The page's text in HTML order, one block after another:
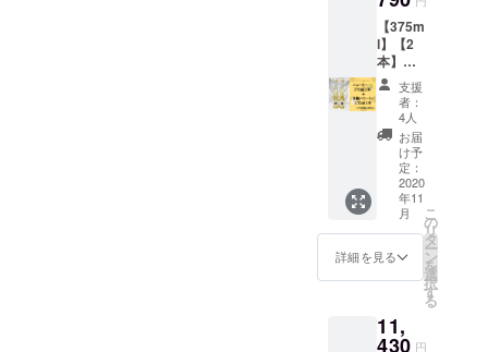
ペー
ン】 ※
全ての
商品1本
に付
き、1枚
リター
ン致し
ます。
※株式会
社ルピ
ナス
ホーム
ページ
で使用
※クーポ
時は、
一配送1
止剤不
使用。
素材を
生か
し、日
本独自
の美味
しい蜂
蜜酒が
完成！
贅沢に
も金沢
産の金
箔を、
ふんだ
た！ *
＊・.*・
【375m
l】【2
本】
【スタ
ンダー
ド＋米
麹】
【送料
込み】
【味比
べ】 ス
タン
ダード
菩提樹
Honey
meeと
Honey
meeの2
支援
者：
4人
お届
け予
定：
2020
年11
月
詳細を見る
こ
の
リ
タ
ー
ン
を
選
択
す
る
11,
430 円